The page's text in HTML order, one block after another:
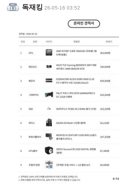
독재킹 26-05-16 03:52